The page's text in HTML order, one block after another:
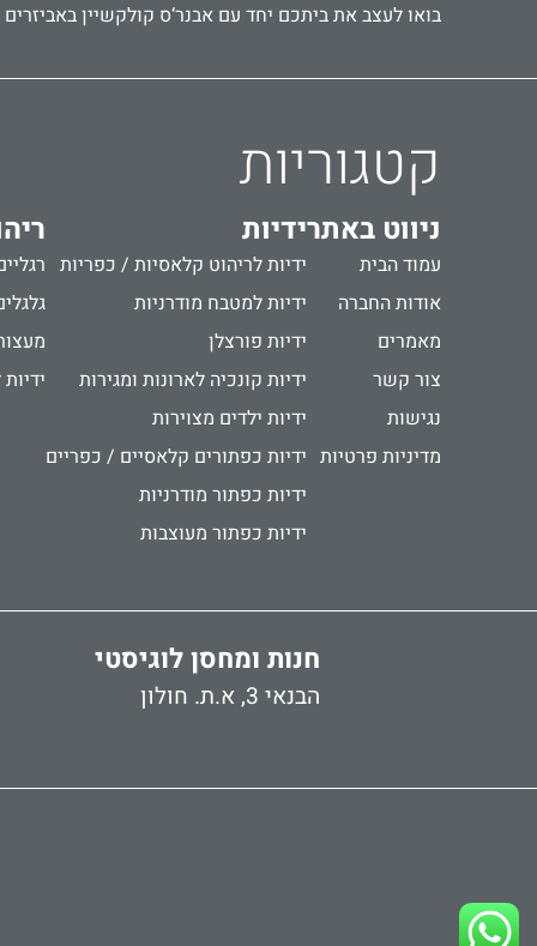
בואו לעצב את ביתכם יחד עם אבנר‘ס קולקשיין
קטגוריות
ניווט באתר
עמוד הבית
אודות החברה
מאמרים
צור קשר
נגישות
מדיניות פרטיות
ידיות
ידיות לריהוט קלאסיות / כפריות
ידיות למטבח מודרניות
ידיות פורצלן
ידיות קונכיה לארונות ומגירות
ידיות ילדים מצוירות
ידיות כפתורים קלאסיים / כפריים
ידיות כפתור מודרניות
ידיות כפתור מעוצבות
חנות ומחסן לוגיסטי
הבנאי 3, א.ת. חולון